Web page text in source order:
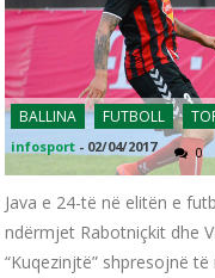
BALLINA FUTBOLL
infosport - 02/04/2017 0
Java e 24-të në elitën e
ndërmjet Rabotniçkit dhe
“Kuqezinjtë” shpresojnë